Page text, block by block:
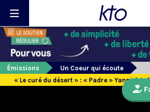
Émissions
Un Coeur qui écoute
« Le curé du désert » : « Padre » Yannick